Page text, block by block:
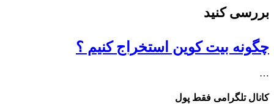
بررسی کنید
چگونه بیت کوین استخراج کنیم ؟
…
کانال تلگرامی فقط پول